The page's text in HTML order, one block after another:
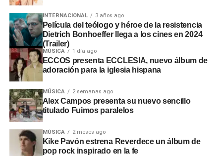
INTERNACIONAL 3 años ago
Película del teólogo y héroe de la resistencia
Dietrich Bonhoeffer llega a los cines en 2024
(Trailer)
MÚSICA 1 día ago
ECCOS presenta ECCLESIA, nuevo álbum de
adoración para la iglesia hispana
MÚSICA 2 semanas ago
Alex Campos presenta su nuevo sencillo
titulado Fuimos paralelos
MÚSICA 2 meses ago
Kike Pavón estrena Reverdece un álbum de
pop rock inspirado en la fe